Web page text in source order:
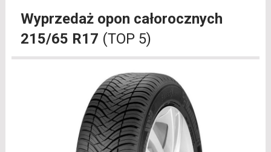
Wyprzedaż opon całorocznych
215/65 R17 (TOP 5)